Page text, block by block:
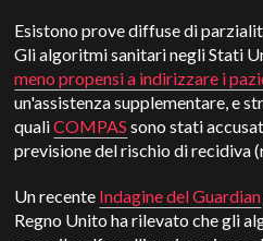
Esistono prove diffuse di
Gli algoritmi sanitari negli Stati
meno propensi a indirizzare i
un'assistenza supplementare, e
qualiCOMPAS sono stati
previsione del rischio di recidiva
Un recente Indagine del Guardian
Regno Unito ha rilevato che gli